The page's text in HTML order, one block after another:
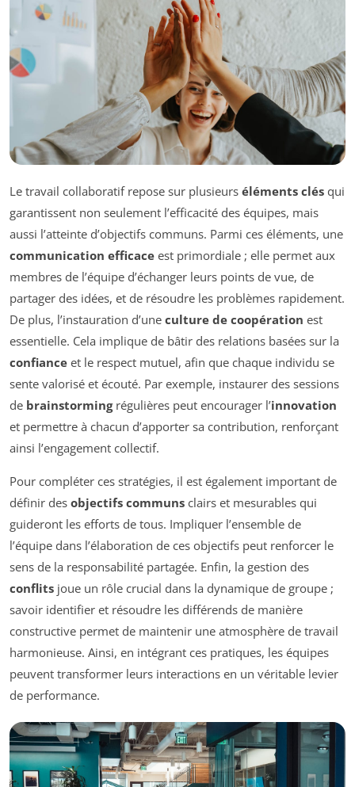
Le travail collaboratif repose sur plusieurs éléments clés qui
garantissent non seulement l’efficacité des équipes, mais
aussi l’atteinte d’objectifs communs. Parmi ces éléments, une
communication efficace est primordiale ; elle permet aux
membres de l’équipe d’échanger leurs points de vue, de
partager des idées, et de résoudre les problèmes rapidement.
De plus, l’instauration d’une culture de coopération est
essentielle. Cela implique de bâtir des relations basées sur la
confiance et le respect mutuel, afin que chaque individu se
sente valorisé et écouté. Par exemple, instaurer des sessions
de brainstormingrégulières peut encourager l’innovation
et permettre à chacun d’apporter sa contribution, renforçant
ainsi l’engagement collectif.
Pour compléter ces stratégies, il est également important de
définir des objectifs communs clairs et mesurables qui
guideront les efforts de tous. Impliquer l’ensemble de
l’équipe dans l’élaboration de ces objectifs peut renforcer le
sens de la responsabilité partagée. Enfin, la gestion des
conflits joue un rôle crucial dans la dynamique de groupe ;
savoir identifier et résoudre les différends de manière
constructive permet de maintenir une atmosphère de travail
harmonieuse. Ainsi, en intégrant ces pratiques, les équipes
peuvent transformer leurs interactions en un véritable levier
de performance.